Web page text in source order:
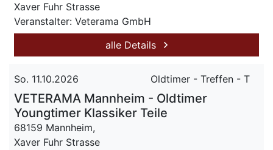
Xaver Fuhr Strasse
Veranstalter: Veterama GmbH
alle Details
So. 11.10.2026 Oldtimer - Treffen - T
VETERAMA Mannheim - Oldtimer
Youngtimer Klassiker Teile
68159 Mannheim,
Xaver Fuhr Strasse